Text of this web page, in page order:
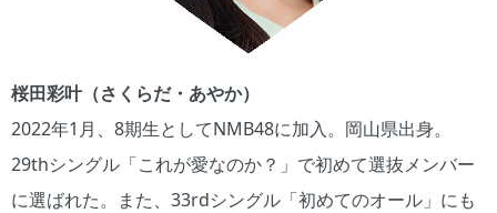
桜田彩叶（さくらだ・あやか）
2022年1月、8期生としてNMB48に加入。岡山県出身。
29thシングル「これが愛なのか？」で初めて選抜メンバー
に選ばれた。また、33rdシングル「初めてのオール」にも